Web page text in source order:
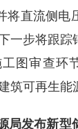
将直流侧电
一步将跟踪
图审查环
筑可再生能
局发布新型